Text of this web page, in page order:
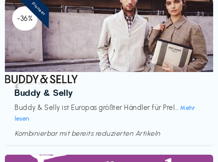
-36%
Accessoires & Fashion
Buddy & Selly
Buddy & Selly ist Europas größter Händler für Prel... Mehr
lesen
€‎
Kombinierbar mit bereits reduzierten Artikeln
Pioneer